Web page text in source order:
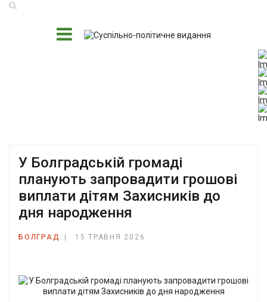
У Болградській громаді
планують запровадити грошові
виплати дітям Захисників до
дня народження
БОЛГРАД 15 ТРАВНЯ 2026